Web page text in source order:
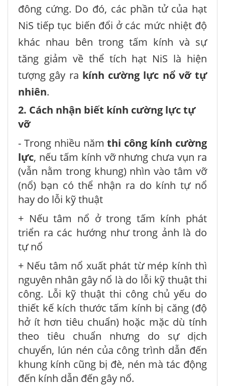
đông cứng. Do đó, các phần tử của hạt
NiS tiếp tục biến đổi ở các mức nhiệt độ
khác nhau bên trong tấm kính và sự
tăng giảm về thể tích hạt NiS là hiện
tượng gây ra kính cường lực nổ vỡ tự
nhiên.
2. Cách nhận biết kính cường lực tự
vỡ
- Trong nhiều nămthi công kính cường
lực, nếu tấm kính vỡ nhưng chưa vụn ra
(vẫn nằm trong khung) nhìn vào tâm vỡ
(nổ) bạn có thể nhận ra do kính tự nổ
hay do lỗi kỹ thuật
+ Nếu tâm nổ ở trong tấm kính phát
triển ra các hướng như trong ảnh là do
tự nổ
+ Nếu tâm nổ xuất phát từ mép kính thì
nguyên nhân gây nổ là do lỗi kỹ thuật thi
công. Lỗi kỹ thuật thi công chủ yếu do
thiết kế kích thước tấm kính bị căng (độ
hở ít hơn tiêu chuẩn) hoặc mặc dù tính
theo tiêu chuẩn nhưng do sự dịch
chuyển, lún nén của công trình dẫn đến
khung kính cũng bị đè, nén mà tác động
đến kính dẫn đến gây nổ.